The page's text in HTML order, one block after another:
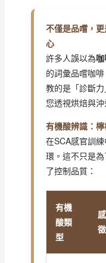
不僅是品嚐，
心
許多人誤以為
的詞彙品嚐咖
教的是「診斷
您透視烘焙與
有機酸辨識：
在SCA感官訓
環。這不只是
了控制品質：
有機
酸類
型
徵